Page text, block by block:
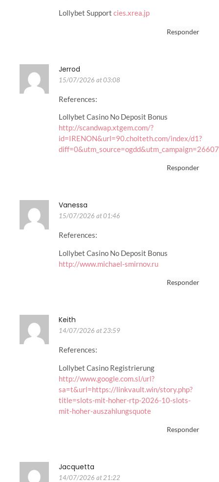
Lollybet Support cies.xrea.jp
Responder
Jerrod
15/07/2026 at 03:08
References:
Lollybet Casino No Deposit Bonus
http://scandwap.xtgem.com/?
id=IRENON&url=90.cholteth.com/index/d1?
Responder
Vanessa
15/07/2026 at 01:46
References:
Lollybet Casino No Deposit Bonus
http://www.michael-smirnov.ru
Responder
Keith
14/07/2026 at 23:59
References:
Lollybet Casino Registrierung
http://www.google.com.sl/url?
sa=t&url=https://linkvault.win/story.php?
title=slots-mit-hoher-rtp-2026-10-slots-
mit-hoher-auszahlungsquote
Responder
Jacquetta
14/07/2026 at 21:22